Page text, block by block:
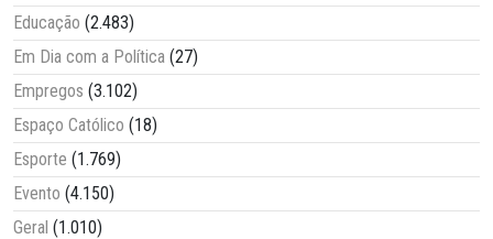
Educação (2.483)
Em Dia com a Política (27)
Empregos (3.102)
Espaço Católico (18)
Esporte (1.769)
Evento (4.150)
Geral (1.010)